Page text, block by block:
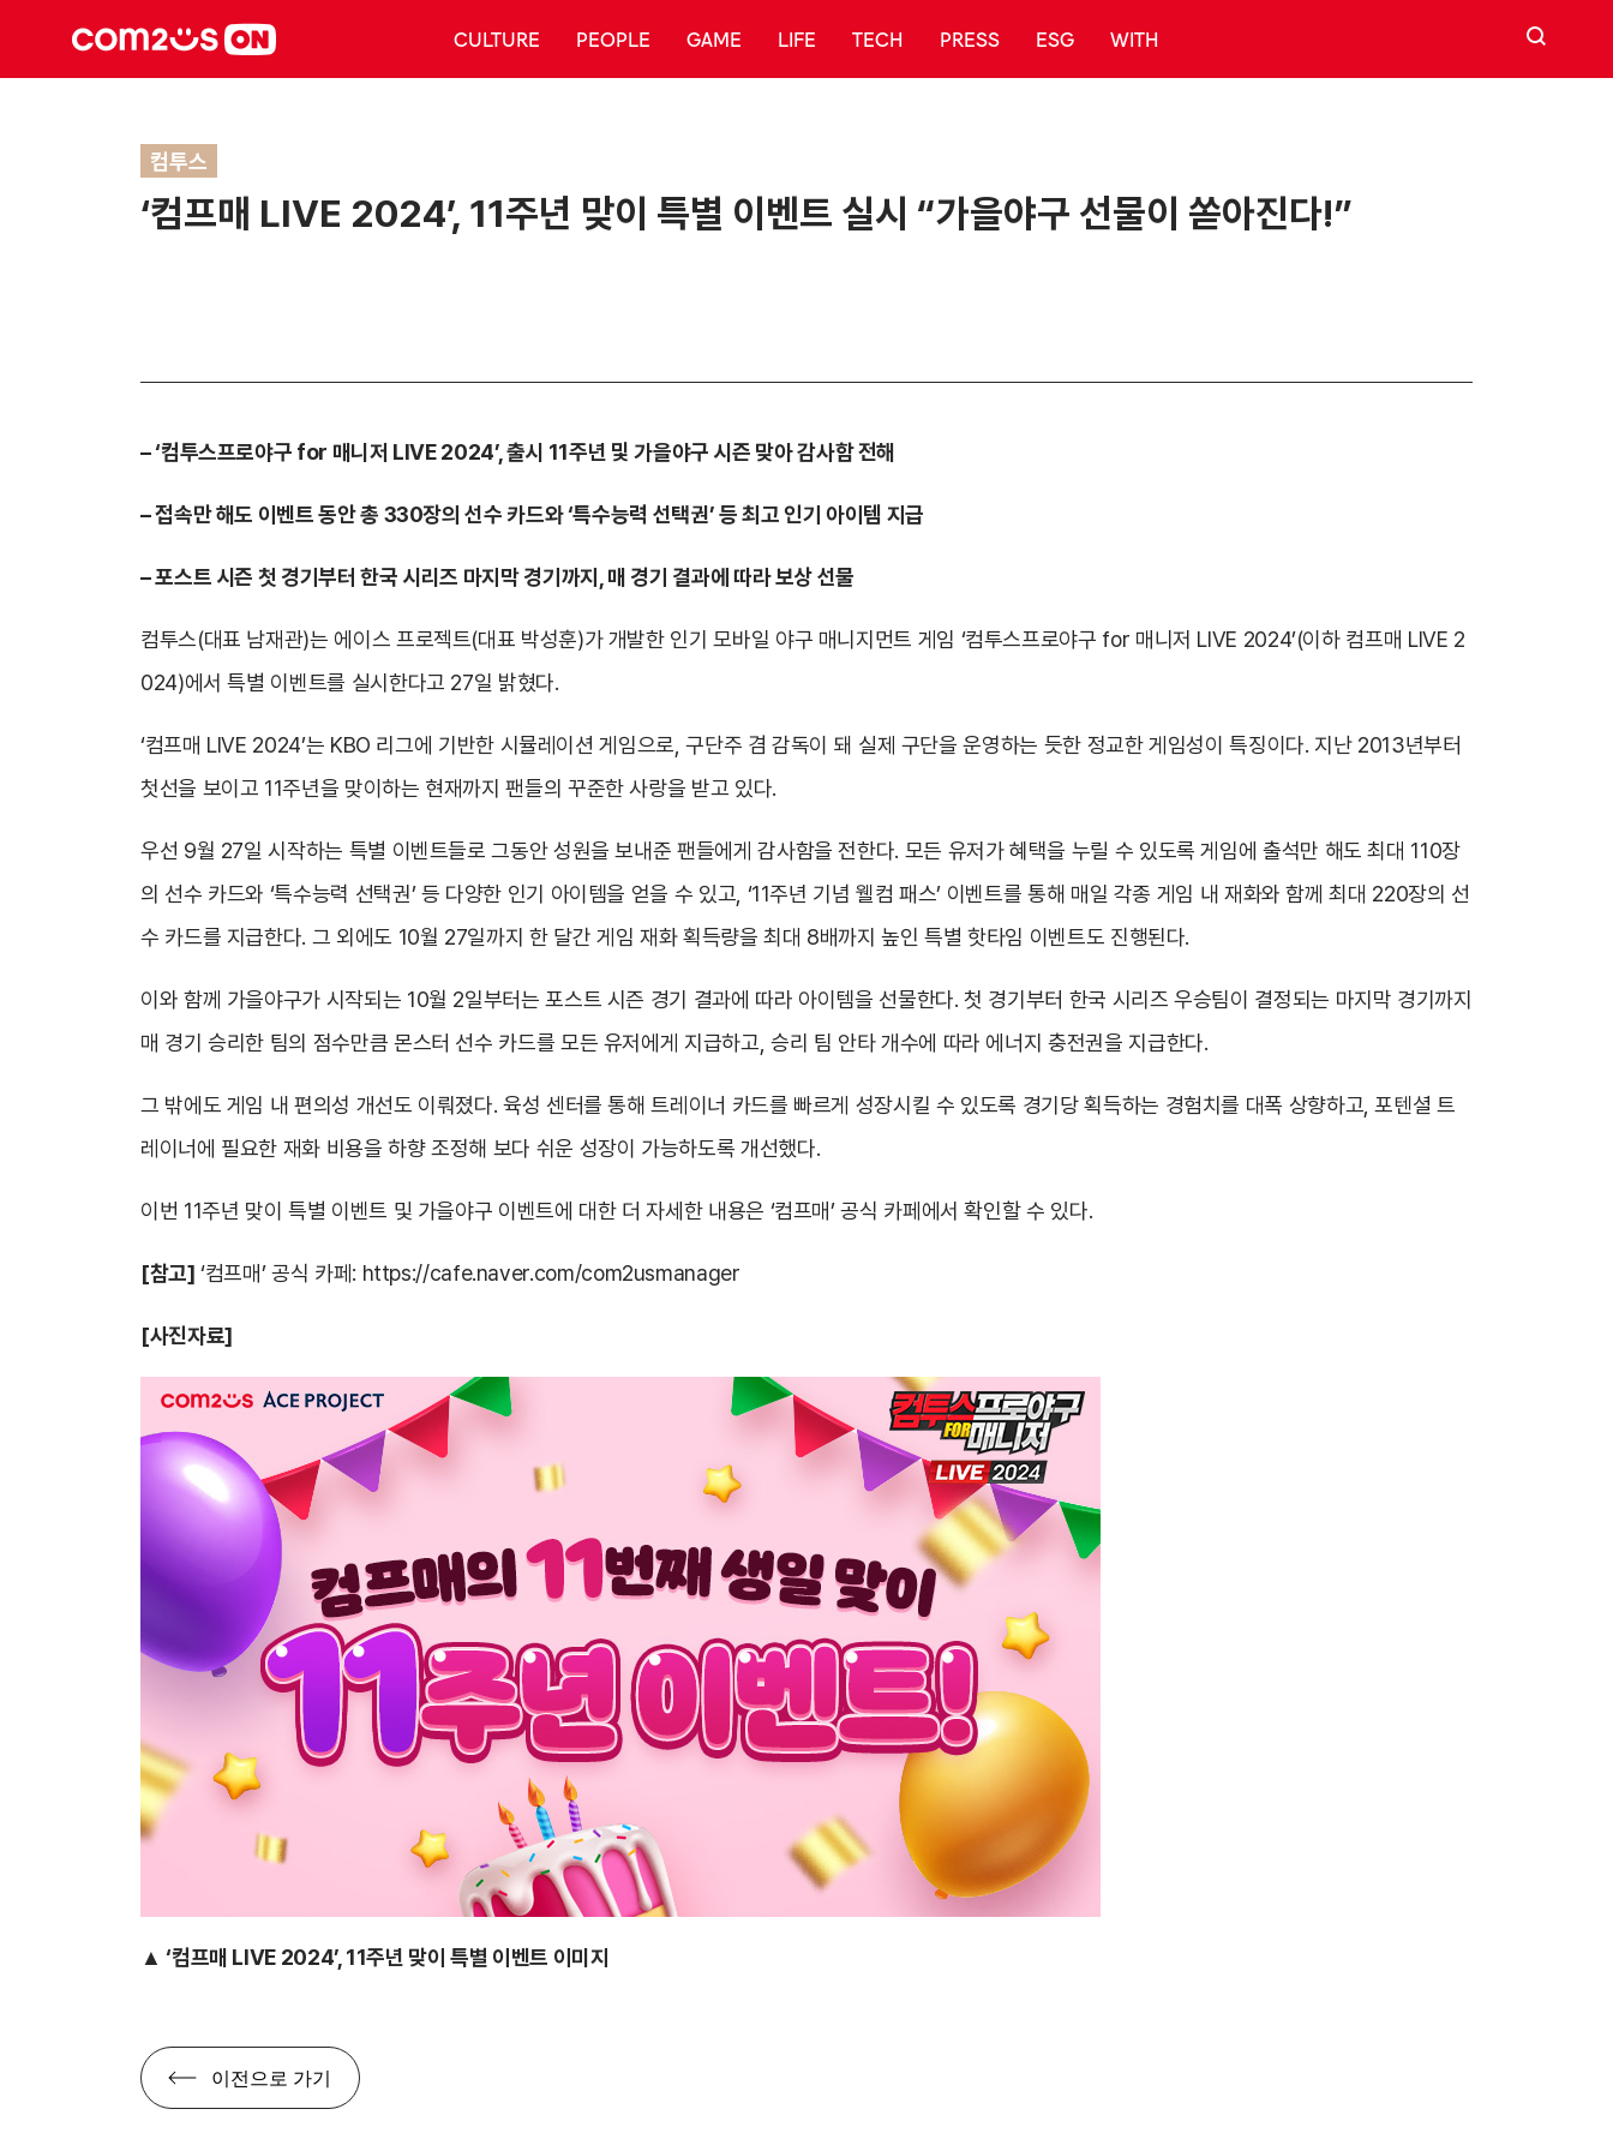
CULTURE PEOPLE GAME LIFE TECH PRESS ESG WITH 검색
컴투스
‘컴프매 LIVE 2024’, 11주년 맞이 특별 이벤트 실시 “가을야구 선물이 쏟아진다!”
– ‘컴투스프로야구 for 매니저 LIVE 2024’, 출시 11주년 및 가을야구 시즌 맞아 감사함 전해
– 접속만 해도 이벤트 동안 총 330장의 선수 카드와 ‘특수능력 선택권’ 등 최고 인기 아이템 지급
– 포스트 시즌 첫 경기부터 한국 시리즈 마지막 경기까지, 매 경기 결과에 따라 보상 선물
컴투스(대표 남재관)는 에이스 프로젝트(대표 박성훈)가 개발한 인기 모바일 야구 매니지먼트 게임 ‘컴투스프로야구 for 매니저 LIVE 2024’(이하 컴프매 LIVE 2
024)에서 특별 이벤트를 실시한다고 27일 밝혔다.
‘컴프매 LIVE 2024’는 KBO 리그에 기반한 시뮬레이션 게임으로, 구단주 겸 감독이 돼 실제 구단을 운영하는 듯한 정교한 게임성이 특징이다. 지난 2013년부터
첫선을 보이고 11주년을 맞이하는 현재까지 팬들의 꾸준한 사랑을 받고 있다.
우선 9월 27일 시작하는 특별 이벤트들로 그동안 성원을 보내준 팬들에게 감사함을 전한다. 모든 유저가 혜택을 누릴 수 있도록 게임에 출석만 해도 최대 110장
의 선수 카드와 ‘특수능력 선택권’ 등 다양한 인기 아이템을 얻을 수 있고, ‘11주년 기념 웰컴 패스’ 이벤트를 통해 매일 각종 게임 내 재화와 함께 최대 220장의 선
수 카드를 지급한다. 그 외에도 10월 27일까지 한 달간 게임 재화 획득량을 최대 8배까지 높인 특별 핫타임 이벤트도 진행된다.
이와 함께 가을야구가 시작되는 10월 2일부터는 포스트 시즌 경기 결과에 따라 아이템을 선물한다. 첫 경기부터 한국 시리즈 우승팀이 결정되는 마지막 경기까지
매 경기 승리한 팀의 점수만큼 몬스터 선수 카드를 모든 유저에게 지급하고, 승리 팀 안타 개수에 따라 에너지 충전권을 지급한다.
그 밖에도 게임 내 편의성 개선도 이뤄졌다. 육성 센터를 통해 트레이너 카드를 빠르게 성장시킬 수 있도록 경기당 획득하는 경험치를 대폭 상향하고, 포텐셜 트
레이너에 필요한 재화 비용을 하향 조정해 보다 쉬운 성장이 가능하도록 개선했다.
이번 11주년 맞이 특별 이벤트 및 가을야구 이벤트에 대한 더 자세한 내용은 ‘컴프매’ 공식 카페에서 확인할 수 있다.
[참고] ‘컴프매’ 공식 카페: https://cafe.naver.com/com2usmanager
[사진자료]
▲ ‘컴프매 LIVE 2024’, 11주년 맞이 특별 이벤트 이미지
이전으로 가기